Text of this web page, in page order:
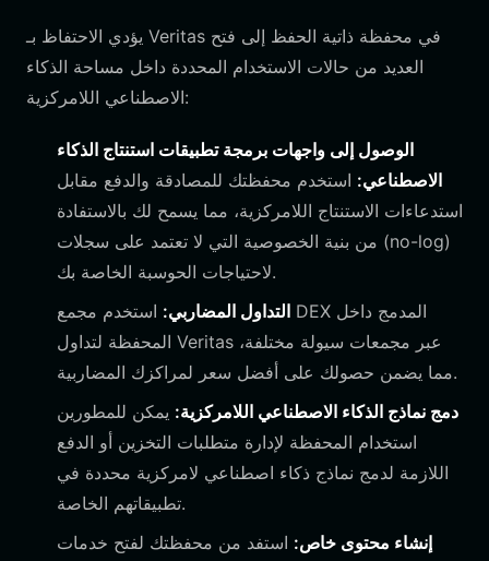
يؤدي الاحتفاظ بـ Veritas في محفظة ذاتية الحفظ إلى فتح
العديد من حالات الاستخدام المحددة داخل مساحة الذكاء
الاصطناعي اللامركزية:
الوصول إلى واجهات برمجة تطبيقات استنتاج الذكاء
الاصطناعي: استخدم محفظتك للمصادقة والدفع مقابل
استدعاءات الاستنتاج اللامركزية، مما يسمح لك بالاستفادة
من بنية الخصوصية التي لا تعتمد على سجلات (no-log)
لاحتياجات الحوسبة الخاصة بك.
التداول المضاربي: استخدم مجمع DEX المدمج داخل
المحفظة لتداول Veritas عبر مجمعات سيولة مختلفة،
مما يضمن حصولك على أفضل سعر لمراكزك المضاربية.
دمج نماذج الذكاء الاصطناعي اللامركزية: يمكن للمطورين
استخدام المحفظة لإدارة متطلبات التخزين أو الدفع
اللازمة لدمج نماذج ذكاء اصطناعي لامركزية محددة في
تطبيقاتهم الخاصة.
إنشاء محتوى خاص: استفد من محفظتك لفتح خدمات